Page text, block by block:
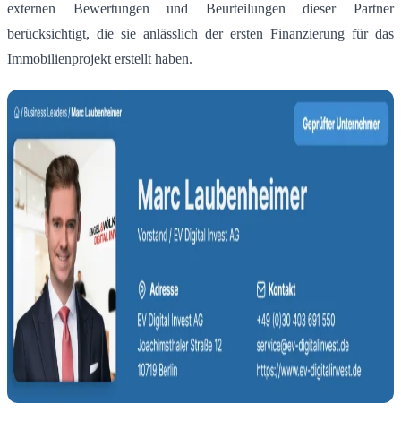
externen Bewertungen und Beurteilungen dieser Partner
berücksichtigt, die sie anlässlich der ersten Finanzierung für das
Immobilienprojekt erstellt haben.